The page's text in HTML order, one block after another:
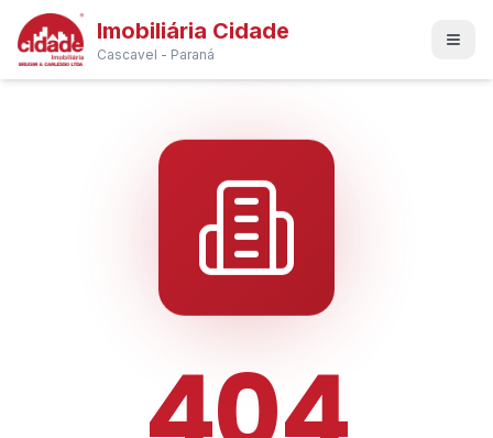
Imobiliária Cidade
Cascavel - Paraná